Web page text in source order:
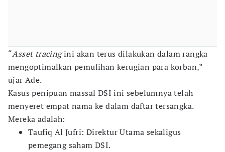
“Asset tracingini akan terus dilakukan dalam rangka
mengoptimalkan pemulihan kerugian para korban,”
ujar Ade.
Kasus penipuan massal DSI ini sebelumnya telah
menyeret empat nama ke dalam daftar tersangka.
Mereka adalah:
Taufiq Al Jufri: Direktur Utama sekaligus
pemegang saham DSI.